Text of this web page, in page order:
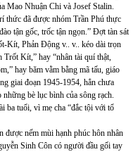
Mao Nhuận Chi và Josef Stalin.
thức đã được nhóm Trần Phú thực
tận gốc, trốc tận ngọn.” Đợt tàn sát
Kít, Phản Động v.. v.. kéo dài trọn
Kít,” hay “nhân tài quí thật,
hay băm vằm bằng mã tấu, giáo
giai đoạn 1945-1954, hẳn chưa
bè lục bình của sông rạch.
ba tuổi, vì mẹ cha “đắc tội với tổ
nếm mùi hạnh phúc hôn nhân
Sinh Côn có người đầu gối tay